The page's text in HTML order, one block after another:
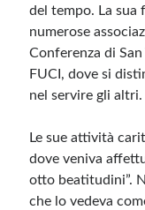
Feed dei contenuti
Feed dei commenti
WordPress.org
del tempo. La sua
numerose
Conferenza di
FUCI, dove si
nel servire gli altri.
Le sue attività
dove veniva
otto beatitudini”.
che lo vedeva